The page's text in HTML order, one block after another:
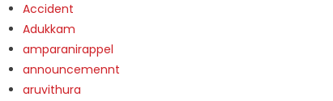
Accident
Adukkam
amparanirappel
announcemennt
aruvithura